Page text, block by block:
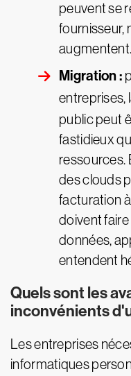
peuvent se
fournisseur,
augmentent.
Migration :
entreprises,
public peut
fastidieux
ressources.
des clouds
facturation
doivent
données,
entendent
Quels sont les
inconvénients
Les entreprises
informatiques